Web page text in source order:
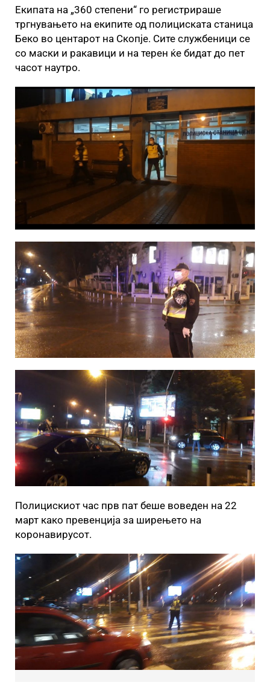
Екипата на „360 степени“ го регистрираше
тргнувањето на екипите од полициската станица
Беко во центарот на Скопје. Сите службеници се
со маски и ракавици и на терен ќе бидат до пет
часот наутро.
Полицискиот час прв пат беше воведен на 22
март како превенција за ширењето на
коронавирусот.